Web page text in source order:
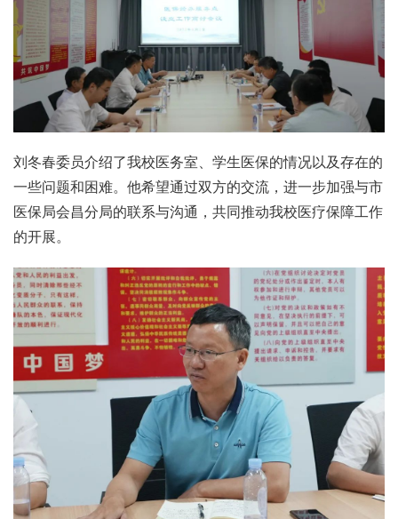
刘冬春委员介绍了我校医务室、学生医保的情况以及存在的
一些问题和困难。他希望通过双方的交流，进一步加强与市
医保局会昌分局的联系与沟通，共同推动我校医疗保障工作
的开展。